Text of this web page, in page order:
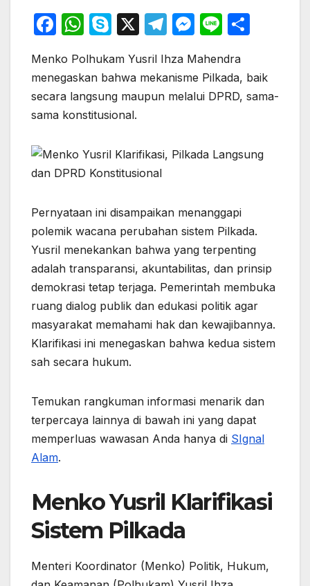
F
c
e
b
o
k
W
at
s
A
p
S
y
p
e
X
T
e
gr
M
s
s
g
Li
e ar
e
Menko Polhukam Yusril Ihza Mahendra
menegaskan bahwa mekanisme Pilkada, baik
secara langsung maupun melalui DPRD, sama-
sama konstitusional.
Pernyataan ini disampaikan menanggapi
polemik wacana perubahan sistem Pilkada.
Yusril menekankan bahwa yang terpenting
adalah transparansi, akuntabilitas, dan prinsip
demokrasi tetap terjaga. Pemerintah membuka
ruang dialog publik dan edukasi politik agar
masyarakat memahami hak dan kewajibannya.
Klarifikasi ini menegaskan bahwa kedua sistem
sah secara hukum.
Temukan rangkuman informasi menarik dan
terpercaya lainnya di bawah ini yang dapat
memperluas wawasan Anda hanya di SIgnal
Alam.
Menko Yusril Klarifikasi
Sistem Pilkada
Menteri Koordinator (Menko) Politik, Hukum,